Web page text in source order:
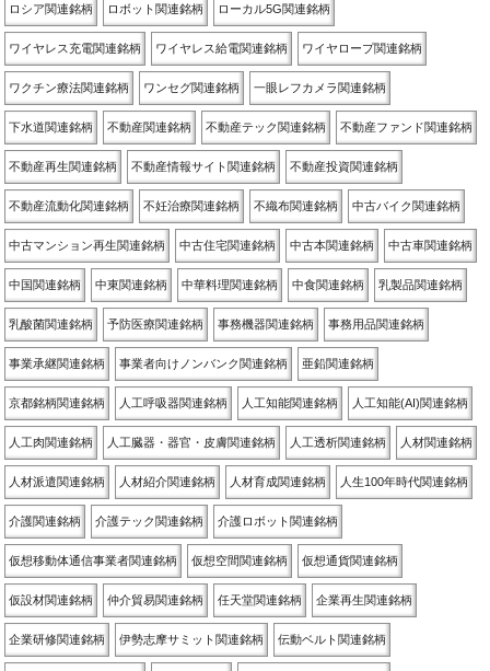
ロシア関連銘柄 ロボット関連銘柄 ローカル5G関連銘柄
ワイヤレス充電関連銘柄 ワイヤレス給電関連銘柄 ワイヤロープ関連銘柄
ワクチン療法関連銘柄 ワンセグ関連銘柄 一眼レフカメラ関連銘柄
下水道関連銘柄 不動産関連銘柄 不動産テック関連銘柄 不動産ファンド関連銘柄
不動産再生関連銘柄 不動産情報サイト関連銘柄 不動産投資関連銘柄
不動産流動化関連銘柄 不妊治療関連銘柄 不織布関連銘柄 中古バイク関連銘柄
中古マンション再生関連銘柄 中古住宅関連銘柄 中古本関連銘柄 中古車関連銘柄
中国関連銘柄 中東関連銘柄 中華料理関連銘柄 中食関連銘柄 乳製品関連銘柄
乳酸菌関連銘柄 予防医療関連銘柄 事務機器関連銘柄 事務用品関連銘柄
事業承継関連銘柄 事業者向けノンバンク関連銘柄 亜鉛関連銘柄
京都銘柄関連銘柄 人工呼吸器関連銘柄 人工知能関連銘柄 人工知能(AI)関連銘柄
人工肉関連銘柄 人工臓器・器官・皮膚関連銘柄 人工透析関連銘柄 人材関連銘柄
人材派遣関連銘柄 人材紹介関連銘柄 人材育成関連銘柄 人生100年時代関連銘柄
介護関連銘柄 介護テック関連銘柄 介護ロボット関連銘柄
仮想移動体通信事業者関連銘柄 仮想空間関連銘柄 仮想通貨関連銘柄
仮設材関連銘柄 仲介貿易関連銘柄 任天堂関連銘柄 企業再生関連銘柄
企業研修関連銘柄 伊勢志摩サミット関連銘柄 伝動ベルト関連銘柄